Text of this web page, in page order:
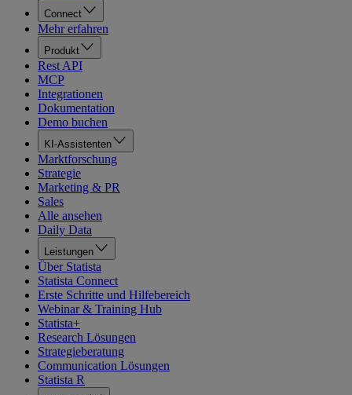
Connect
Mehr erfahren
Produkt
Rest API
MCP
Integrationen
Dokumentation
Demo buchen
KI-Assistenten
Marktforschung
Strategie
Marketing & PR
Sales
Alle ansehen
Daily Data
Leistungen
Über Statista
Statista Connect
Erste Schritte und Hilfebereich
Webinar & Training Hub
Statista+
Research Lösungen
Strategieberatung
Communication Lösungen
Statista R